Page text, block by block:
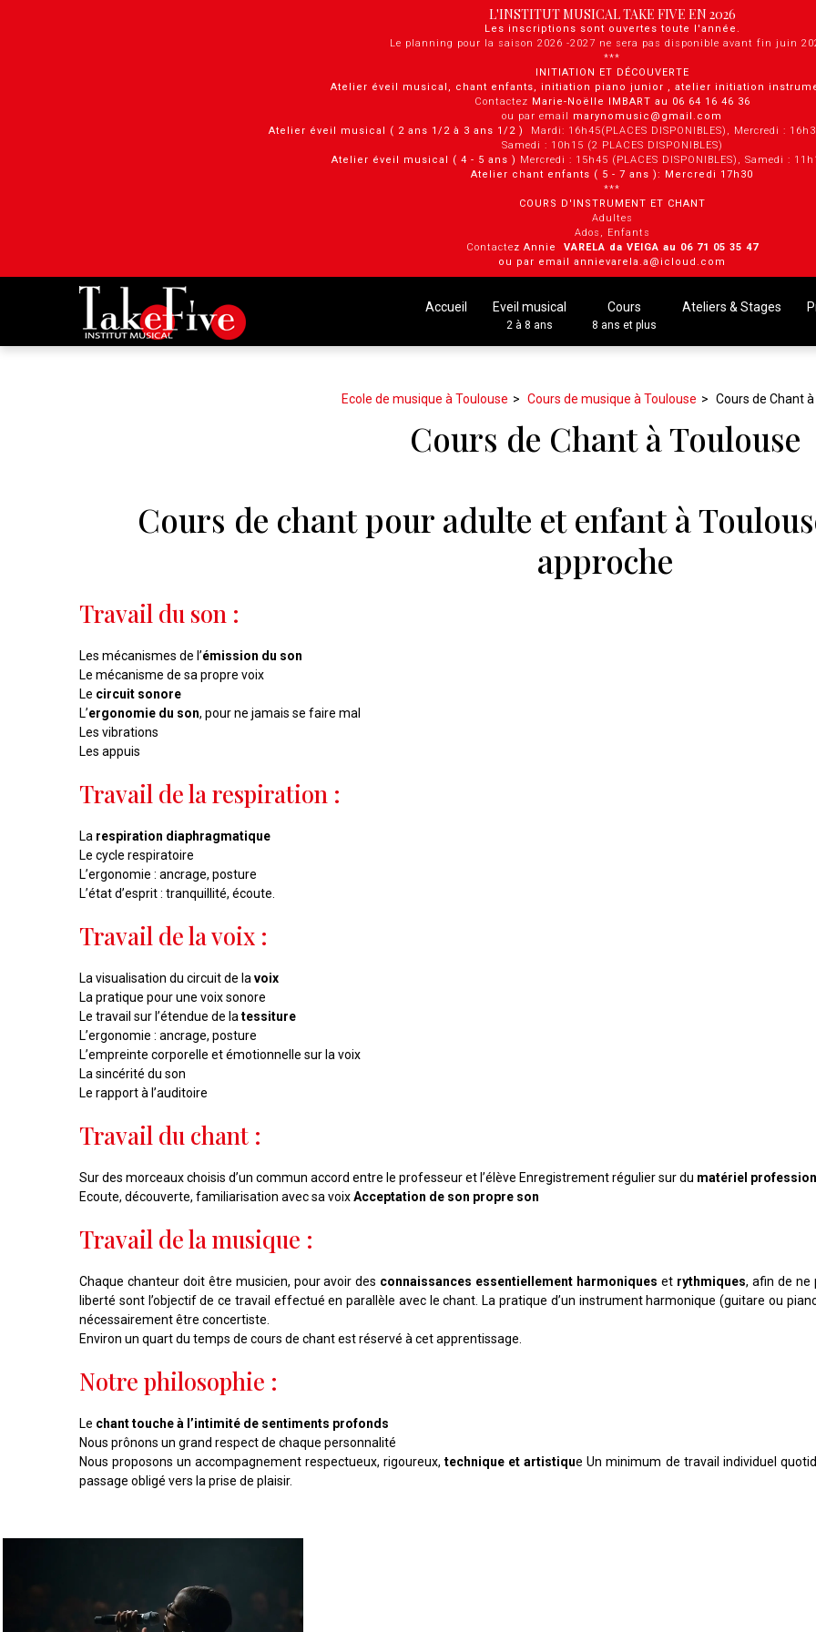
L'INSTITUT MUSICAL TAKE FIVE EN 2026
Les inscriptions sont ouvertes toute l'année.
Le planning pour la saison 2026 -2027 ne sera pas disponible avant fin juin
***
INITIATION ET DÉCOUVERTE
Atelier éveil musical, chant enfants, initiation piano junior , atelier initiation
Contactez Marie-Noëlle IMBART au 06 64 16 46 36
ou par email marynomusic@gmail.com
Atelier éveil musical ( 2 ans 1/2 à 3 ans 1/2 ) Mardi: 16h45(PLACES DISPONIBLES), Mercredi :
Samedi : 10h15 (2 PLACES DISPONIBLES)
Atelier éveil musical ( 4 - 5 ans ) Mercredi : 15h45 (PLACES DISPONIBLES), Samedi :
Atelier chant enfants ( 5 - 7 ans ): Mercredi 17h30
***
COURS D'INSTRUMENT ET CHANT
Adultes
Ados, Enfants
Contactez Annie VARELA da VEIGA au 0 6 71 05 35 47
ou par email annievarela.a@icloud.com
Accueil Eveil musical
2 à 8 ans
Cours
8 ans et plus
Ateliers & Stages
Ecole de musique à Toulouse Cours de musique à Toulouse Cours de Chant
Cours de Chant à Toulouse
Cours de chant pour adulte et enfant à
approche
Travail du son :
Les mécanismes de l’émission du son
Le mécanisme de sa propre voix
Le circuit sonore
L’ergonomie du son, pour ne jamais se faire mal
Les vibrations
Les appuis
Travail de la respiration :
La respiration diaphragmatique
Le cycle respiratoire
L’ergonomie : ancrage, posture
L’état d’esprit : tranquillité, écoute.
Travail de la voix :
La visualisation du circuit de la voix
La pratique pour une voix sonore
Le travail sur l’étendue de la tessiture
L’ergonomie : ancrage, posture
L’empreinte corporelle et émotionnelle sur la voix
La sincérité du son
Le rapport à l’auditoire
Travail du chant :
Sur des morceaux choisis d’un commun accord entre le professeur et l’élève Enregistrement régulier sur du matériel
Ecoute, découverte, familiarisation avec sa voixAcceptation de son propre son
Travail de la musique :
Chaque chanteur doit être musicien, pour avoir des connaissances essentiellement harmoniqueset rythmiques, afin de ne
liberté sont l’objectif de ce travail effectué en parallèle avec le chant. La pratique d’un instrument harmonique (guitare ou
nécessairement être concertiste.
Environ un quart du temps de cours de chant est réservé à cet apprentissage.
Notre philosophie :
Le chant touche à l’intimité de sentiments profonds
Nous prônons un grand respect de chaque personnalité
Nous proposons un accompagnement respectueux, rigoureux,technique et artistique Un minimum de travail individuel
passage obligé vers la prise de plaisir.